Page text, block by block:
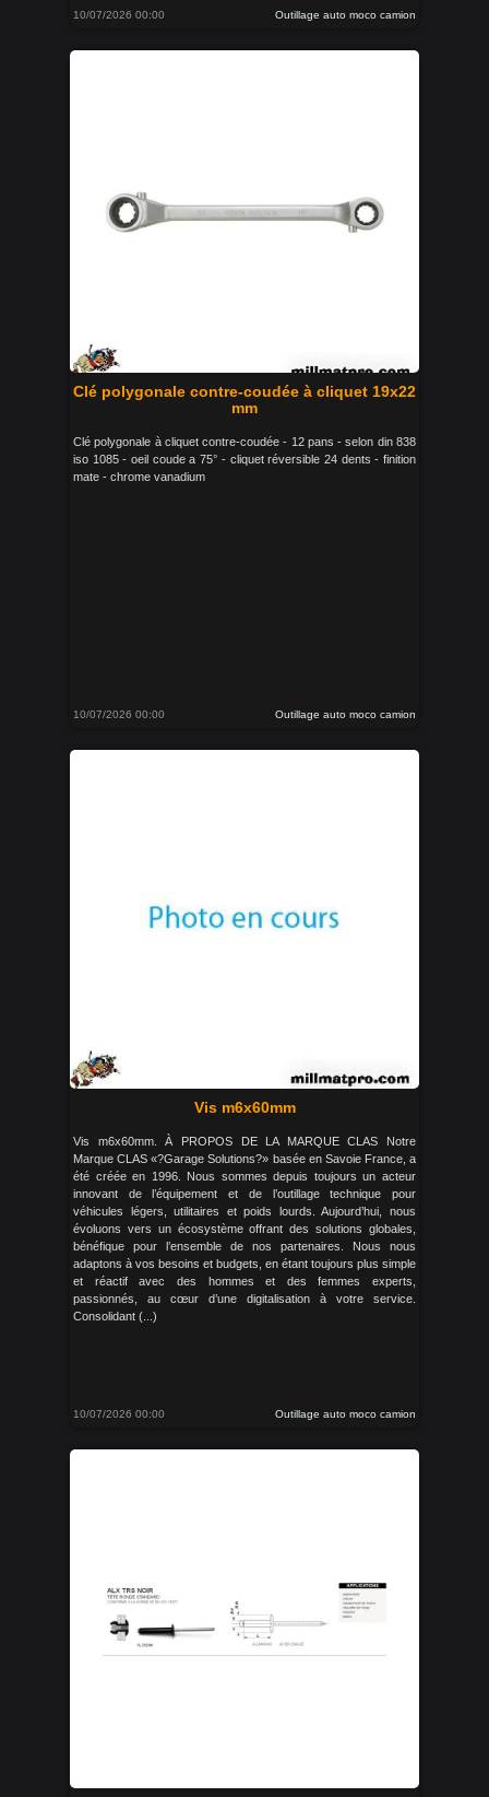
10/07/2026 00:00 Outillage auto moco camion
Clé polygonale contre-coudée à cliquet 19x22
mm
Clé polygonale à cliquet contre-coudée - 12 pans - selon din 838
iso 1085 - oeil coude a 75° - cliquet réversible 24 dents - finition
mate - chrome vanadium
10/07/2026 00:00 Outillage auto moco camion
Vis m6x60mm
Vis m6x60mm. À PROPOS DE LA MARQUE CLAS Notre
Marque CLAS «?Garage Solutions?» basée en Savoie France, a
été créée en 1996. Nous sommes depuis toujours un acteur
innovant de l’équipement et de l’outillage technique pour
véhicules légers, utilitaires et poids lourds. Aujourd’hui, nous
évoluons vers un écosystème offrant des solutions globales,
bénéfique pour l’ensemble de nos partenaires. Nous nous
adaptons à vos besoins et budgets, en étant toujours plus simple
et réactif avec des hommes et des femmes experts,
passionnés, au cœur d’une digitalisation à votre service.
Consolidant (...)
10/07/2026 00:00 Outillage auto moco camion